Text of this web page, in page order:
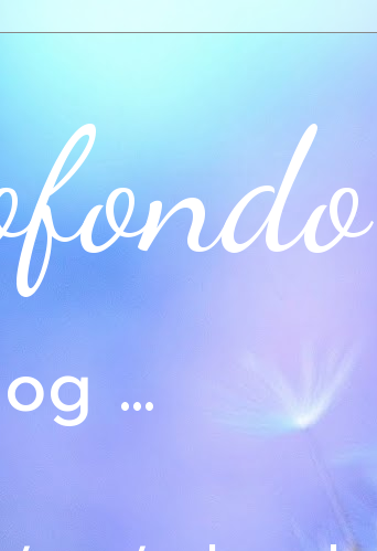
...